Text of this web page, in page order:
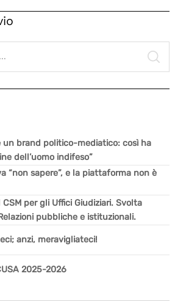
un brand politico-mediatico: così ha
dell’uomo indifeso”
“non sapere”, e la piattaforma non è
per gli Uffici Giudiziari. Svolta
pubbliche e istituzionali.
anzi, meravigliateci!
2025-2026